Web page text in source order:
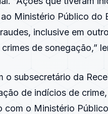
Ministério Público do
inclusive em
de sonegação,”
o subsecretário da
de indícios de
com o Ministério